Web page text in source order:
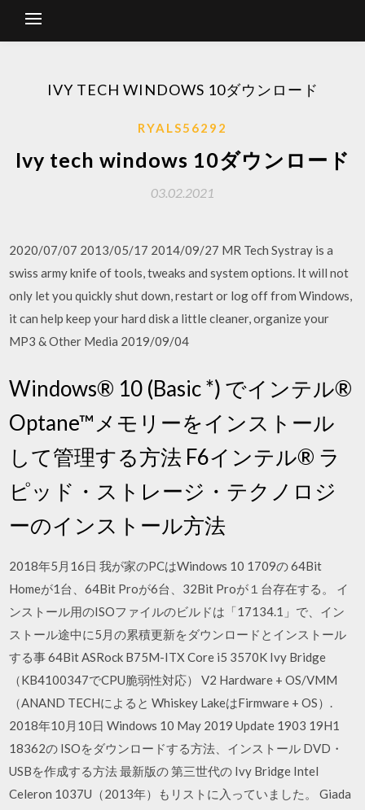
IVY TECH WINDOWS 10ダウンロード
RYALS56292
Ivy tech windows 10ダウンロード
03.02.2021
2020/07/07 2013/05/17 2014/09/27 MR Tech Systray is a
swiss army knife of tools, tweaks and system options. It will not
only let you quickly shut down, restart or log off from Windows,
it can help keep your hard disk a little cleaner, organize your
MP3 & Other Media 2019/09/04
Windows® 10 (Basic *) でインテル®
Optane™メモリーをインストール
して管理する方法 F6インテル® ラ
ピッド・ストレージ・テクノロジ
ーのインストール方法
2018年5月16日 我が家のPCはWindows 10 1709の 64Bit
Homeが1台、64Bit Proが6台、32Bit Proが１台存在する。 イ
ンストール用のISOファイルのビルドは「17134.1」で、イン
ストール途中に5月の累積更新をダウンロードとインストール
する事 64Bit ASRock B75M-ITX Core i5 3570K Ivy Bridge
（KB4100347でCPU脆弱性対応） V2 Hardware + OS/VMM
（ANAND TECHによると Whiskey LakeはFirmware + OS）.
2018年10月10日 Windows 10 May 2019 Update 1903 19H1
18362の ISOをダウンロードする方法、インストール DVD・
USBを作成する方法 最新版の 第三世代の Ivy Bridge Intel
Celeron 1037U（2013年）もリストに入っていました。 Giada